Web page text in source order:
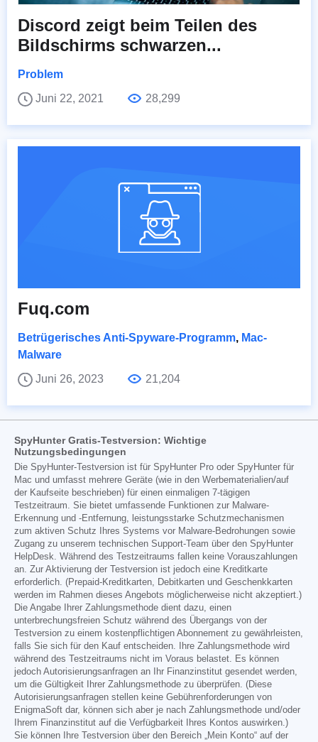
Discord zeigt beim Teilen des
Bildschirms schwarzen...
Problem
Juni 22, 2021
28,299
Fuq.com
Betrügerisches Anti-Spyware-Programm, Mac-
Malware
Juni 26, 2023
21,204
SpyHunter Gratis-Testversion: Wichtige
Nutzungsbedingungen
Die SpyHunter-Testversion ist für SpyHunter Pro oder SpyHunter für
Mac und umfasst mehrere Geräte (wie in den Werbematerialien/auf
der Kaufseite beschrieben) für einen einmaligen 7-tägigen
Testzeitraum. Sie bietet umfassende Funktionen zur Malware-
Erkennung und -Entfernung, leistungsstarke Schutzmechanismen
zum aktiven Schutz Ihres Systems vor Malware-Bedrohungen sowie
Zugang zu unserem technischen Support-Team über den SpyHunter
HelpDesk. Während des Testzeitraums fallen keine Vorauszahlungen
an. Zur Aktivierung der Testversion ist jedoch eine Kreditkarte
erforderlich. (Prepaid-Kreditkarten, Debitkarten und Geschenkkarten
werden im Rahmen dieses Angebots möglicherweise nicht akzeptiert.)
Die Angabe Ihrer Zahlungsmethode dient dazu, einen
unterbrechungsfreien Schutz während des Übergangs von der
Testversion zu einem kostenpflichtigen Abonnement zu gewährleisten,
falls Sie sich für den Kauf entscheiden. Ihre Zahlungsmethode wird
während des Testzeitraums nicht im Voraus belastet. Es können
jedoch Autorisierungsanfragen an Ihr Finanzinstitut gesendet werden,
um die Gültigkeit Ihrer Zahlungsmethode zu überprüfen. (Diese
Autorisierungsanfragen stellen keine Gebührenforderungen von
EnigmaSoft dar, können sich aber je nach Zahlungsmethode und/oder
Ihrem Finanzinstitut auf die Verfügbarkeit Ihres Kontos auswirken.)
Sie können Ihre Testversion über den Bereich „Mein Konto“ auf der